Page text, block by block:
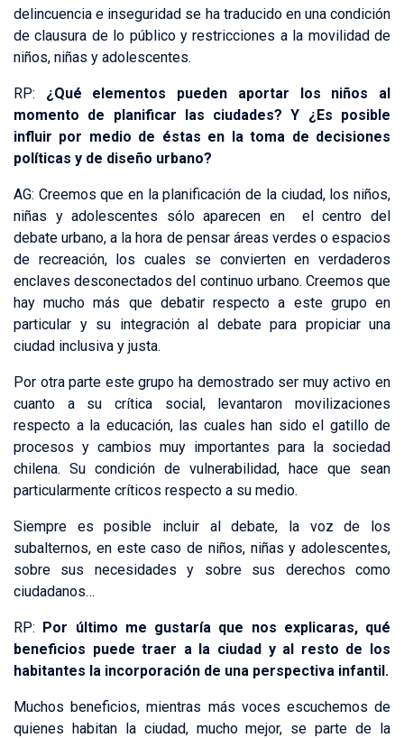
delincuencia e inseguridad se ha traducido en una condición
de clausura de lo público y restricciones a la movilidad de
niños, niñas y adolescentes.
RP: ¿Qué elementos pueden aportar los niños al
momento de planificar las ciudades? Y ¿Es posible
influir por medio de éstas en la toma de decisiones
políticas y de diseño urbano?
AG: Creemos que en la planificación de la ciudad, los niños,
niñas y adolescentes sólo aparecen en el centro del
debate urbano, a la hora de pensar áreas verdes o espacios
de recreación, los cuales se convierten en verdaderos
enclaves desconectados del continuo urbano. Creemos que
hay mucho más que debatir respecto a este grupo en
particular y su integración al debate para propiciar una
ciudad inclusiva y justa.
Por otra parte este grupo ha demostrado ser muy activo en
cuanto a su crítica social, levantaron movilizaciones
respecto a la educación, las cuales han sido el gatillo de
procesos y cambios muy importantes para la sociedad
chilena. Su condición de vulnerabilidad, hace que sean
particularmente críticos respecto a su medio.
Siempre es posible incluir al debate, la voz de los
subalternos, en este caso de niños, niñas y adolescentes,
sobre sus necesidades y sobre sus derechos como
ciudadanos…
RP: Por último me gustaría que nos explicaras, qué
beneficios puede traer a la ciudad y al resto de los
habitantes la incorporación de una perspectiva infantil.
Muchos beneficios, mientras más voces escuchemos de
quienes habitan la ciudad, mucho mejor, se parte de la